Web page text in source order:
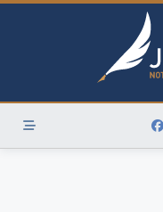
Skip